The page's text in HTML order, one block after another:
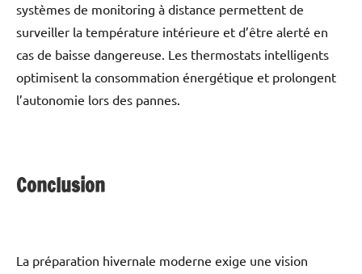
systèmes de monitoring à distance permettent de
surveiller la température intérieure et d’être alerté en
cas de baisse dangereuse. Les thermostats intelligents
optimisent la consommation énergétique et prolongent
l’autonomie lors des pannes.
Conclusion
La préparation hivernale moderne exige une vision